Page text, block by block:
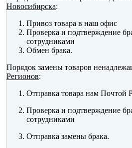
Новосибирска:
Привоз товара в наш офис
Проверка и подтверждение
сотрудниками
Обмен брака.
Порядок замены товаров
Регионов:
Отправка товара нам Почтой
Проверка и подтверждение
сотрудниками
Отправка замены брака.